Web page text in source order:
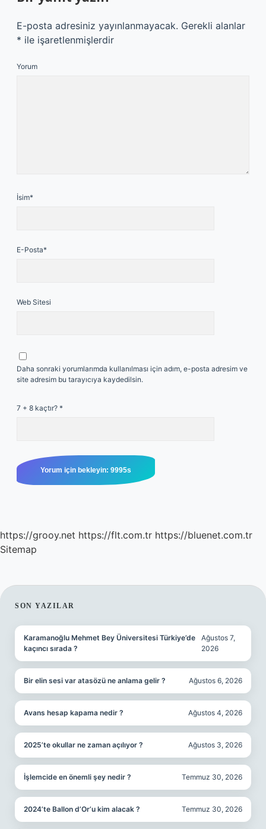
E-posta adresiniz yayınlanmayacak. Gerekli alanlar
* ile işaretlenmişlerdir
Yorum
İsim*
E-Posta*
Web Sitesi
Daha sonraki yorumlarımda kullanılması için adım, e-posta adresim ve
site adresim bu tarayıcıya kaydedilsin.
7 + 8 kaçtır? *
https://grooy.net https://flt.com.tr https://bluenet.com.tr
Sitemap
SIDEBAR
SON YAZILAR
Karamanoğlu Mehmet Bey Üniversitesi Türkiye’de
kaçıncı sırada ?
Ağustos 7,
2026
Bir elin sesi var atasözü ne anlama gelir ? Ağustos 6, 2026
Avans hesap kapama nedir ? Ağustos 4, 2026
2025’te okullar ne zaman açılıyor ? Ağustos 3, 2026
İşlemcide en önemli şey nedir ? Temmuz 30, 2026
2024’te Ballon d’Or’u kim alacak ? Temmuz 30, 2026